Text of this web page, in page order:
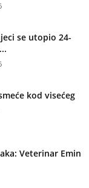
se utopio 24-
kod visećeg
Veterinar Emin